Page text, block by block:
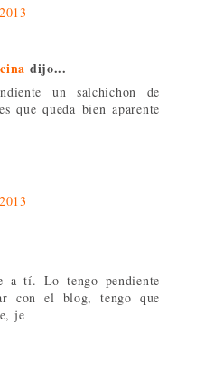
dijo...
un salchichon de
que queda bien aparente
a tí. Lo tengo pendiente
con el blog, tengo que
je